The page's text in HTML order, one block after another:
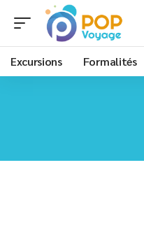
Excursions Formalités